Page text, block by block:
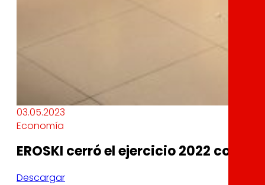
03.05.2023
Economía
EROSKI cerró el ejercicio 2022 con
Descargar